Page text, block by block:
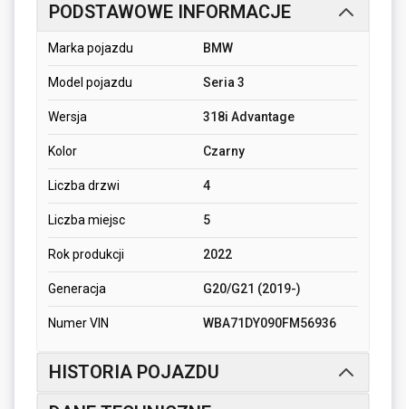
PODSTAWOWE INFORMACJE
Marka pojazdu BMW
Model pojazdu Seria 3
Wersja 318i Advantage
Kolor Czarny
Liczba drzwi 4
Liczba miejsc 5
Rok produkcji 2022
Generacja G20/G21 (2019-)
Numer VIN WBA71DY090FM56936
HISTORIA POJAZDU